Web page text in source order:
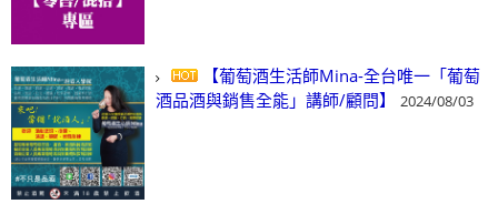
【葡萄酒生活師Mina-全台唯一「葡萄
酒品酒與銷售全能」講師/顧問】
2024/08/03